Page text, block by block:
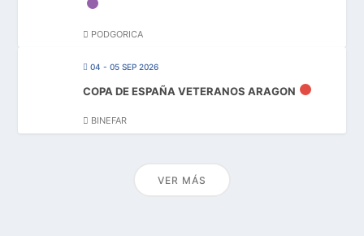
PODGORICA
04 - 05 SEP 2026
COPA DE ESPAÑA VETERANOS ARAGON
BINEFAR
VER MÁS